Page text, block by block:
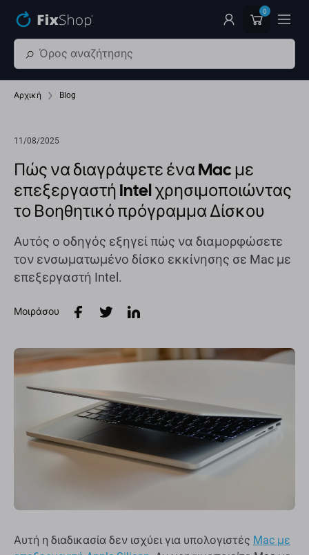
0
Αρχική Blog
11/08/2025
Μοιράσου
Πώς να διαγράψετε ένα Mac με
επεξεργαστή Intel χρησιμοποιώντας
το Βοηθητικό πρόγραμμα Δίσκου
Αυτός ο οδηγός εξηγεί πώς να διαμορφώσετε
τον ενσωματωμένο δίσκο εκκίνησης σε Mac με
επεξεργαστή Intel.
Αυτή η διαδικασία δεν ισχύει για υπολογιστές Mac με